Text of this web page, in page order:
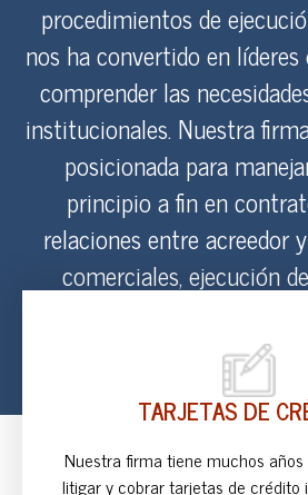
procedimientos de
nos ha convertido en
comprender las
institucionales. Nuestra
posicionada para
principio a fin en
relaciones entre acreedor
comerciales, ejecución
TARJETAS DE
Nuestra firma tiene muchos
litigar y cobrar tarjetas de crédito